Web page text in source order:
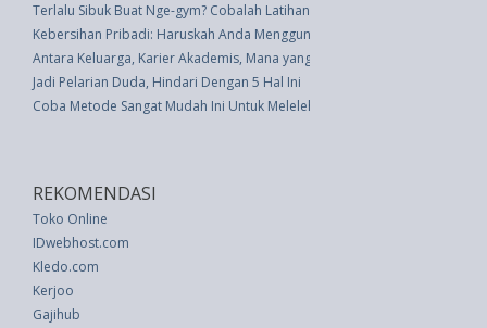
Terlalu Sibuk Buat Nge-gym? Cobalah Latihan Ini Selama 30 Menit
Kebersihan Pribadi: Haruskah Anda Menggunakan Produk Kebersihan
Antara Keluarga, Karier Akademis, Mana yang Sesuai untuk Anda?
Jadi Pelarian Duda, Hindari Dengan 5 Hal Ini
Coba Metode Sangat Mudah Ini Untuk Melelehkan Cokelat
REKOMENDASI
Toko Online
IDwebhost.com
Kledo.com
Kerjoo
Gajihub